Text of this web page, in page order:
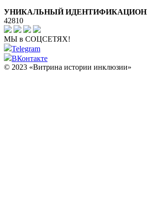
УНИКАЛЬНЫЙ
42810
МЫ в СОЦСЕТЯХ!
Telegram
ВКонтакте
© 2023 «Витрина истории инклюзии»